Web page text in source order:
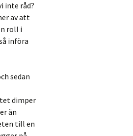
inte råd?
av att
roll i
införa
sedan
dimper
än
till en